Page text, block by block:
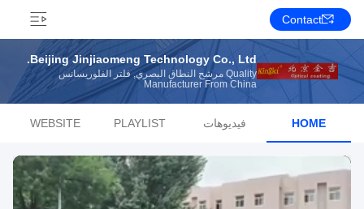
Contact
Beijing Jinjiaomeng Technology Co., Ltd.
Quality مرشح النطاق البصري, فلتر الفلوريسانس
Manufacturer From China
HOME فيديوهات PLAYLIST
WEBSITE